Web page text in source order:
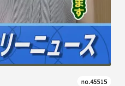
no.45515